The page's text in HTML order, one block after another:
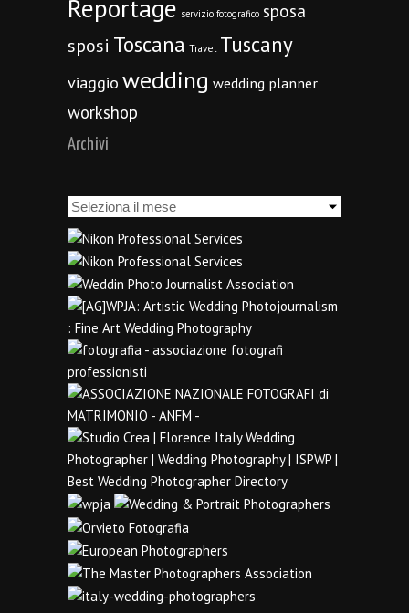
Reportage servizio fotografico sposa
sposi Toscana Travel Tuscany
viaggio wedding wedding planner
workshop
Archivi
Archivi